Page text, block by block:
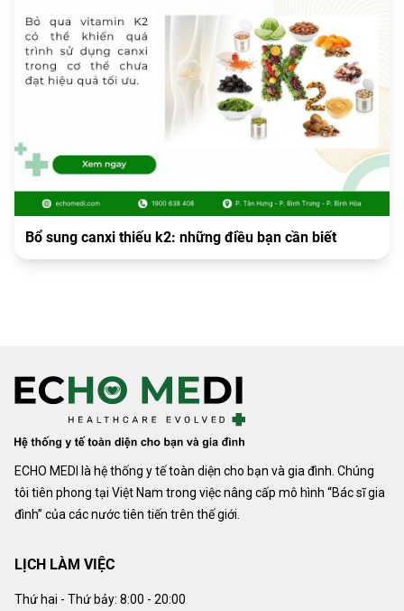
Bổ sung canxi thiếu k2: những điều bạn cần biết
ECHO MEDI là hệ thống y tế toàn diện cho bạn và gia đình. Chúng
tôi tiên phong tại Việt Nam trong việc nâng cấp mô hình “Bác sĩ gia
đình” của các nước tiên tiến trên thế giới.
LỊCH LÀM VIỆC
Thứ hai - Thứ bảy: 8:00 - 20:00